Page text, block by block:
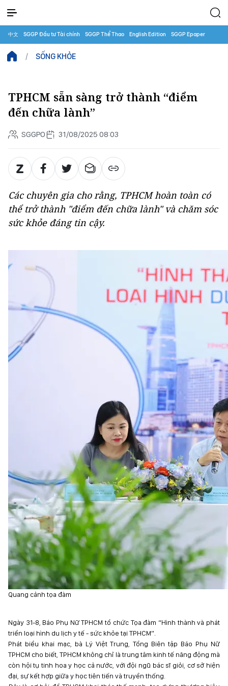
中文 SGGP Đầu tư Tài chính SGGP Thể Thao English Edition SGGP Epaper
SỐNG KHỎE
TPHCM sẵn sàng trở thành “điểm
đến chữa lành”
SGGPO 31/08/2025 08:03
Các chuyên gia cho rằng, TPHCM hoàn toàn có
thể trở thành "điểm đến chữa lành" và chăm sóc
sức khỏe đáng tin cậy.
Quang cảnh tọa đàm
Ngày 31-8, Báo Phụ Nữ TPHCM tổ chức Tọa đàm “Hình thành và phát
triển loại hình du lịch y tế - sức khỏe tại TPHCM”.
Phát biểu khai mạc, bà Lý Việt Trung, Tổng Biên tập Báo Phụ Nữ
TPHCM cho biết, TPHCM không chỉ là trung tâm kinh tế năng động mà
còn hội tụ tinh hoa y học cả nước, với đội ngũ bác sĩ giỏi, cơ sở hiện
đại, sự kết hợp giữa y học tiên tiến và truyền thống.